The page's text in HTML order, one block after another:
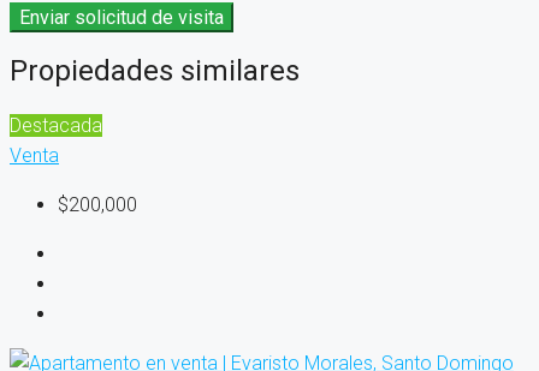
Enviar solicitud de visita
Propiedades similares
Destacada
Venta
$200,000